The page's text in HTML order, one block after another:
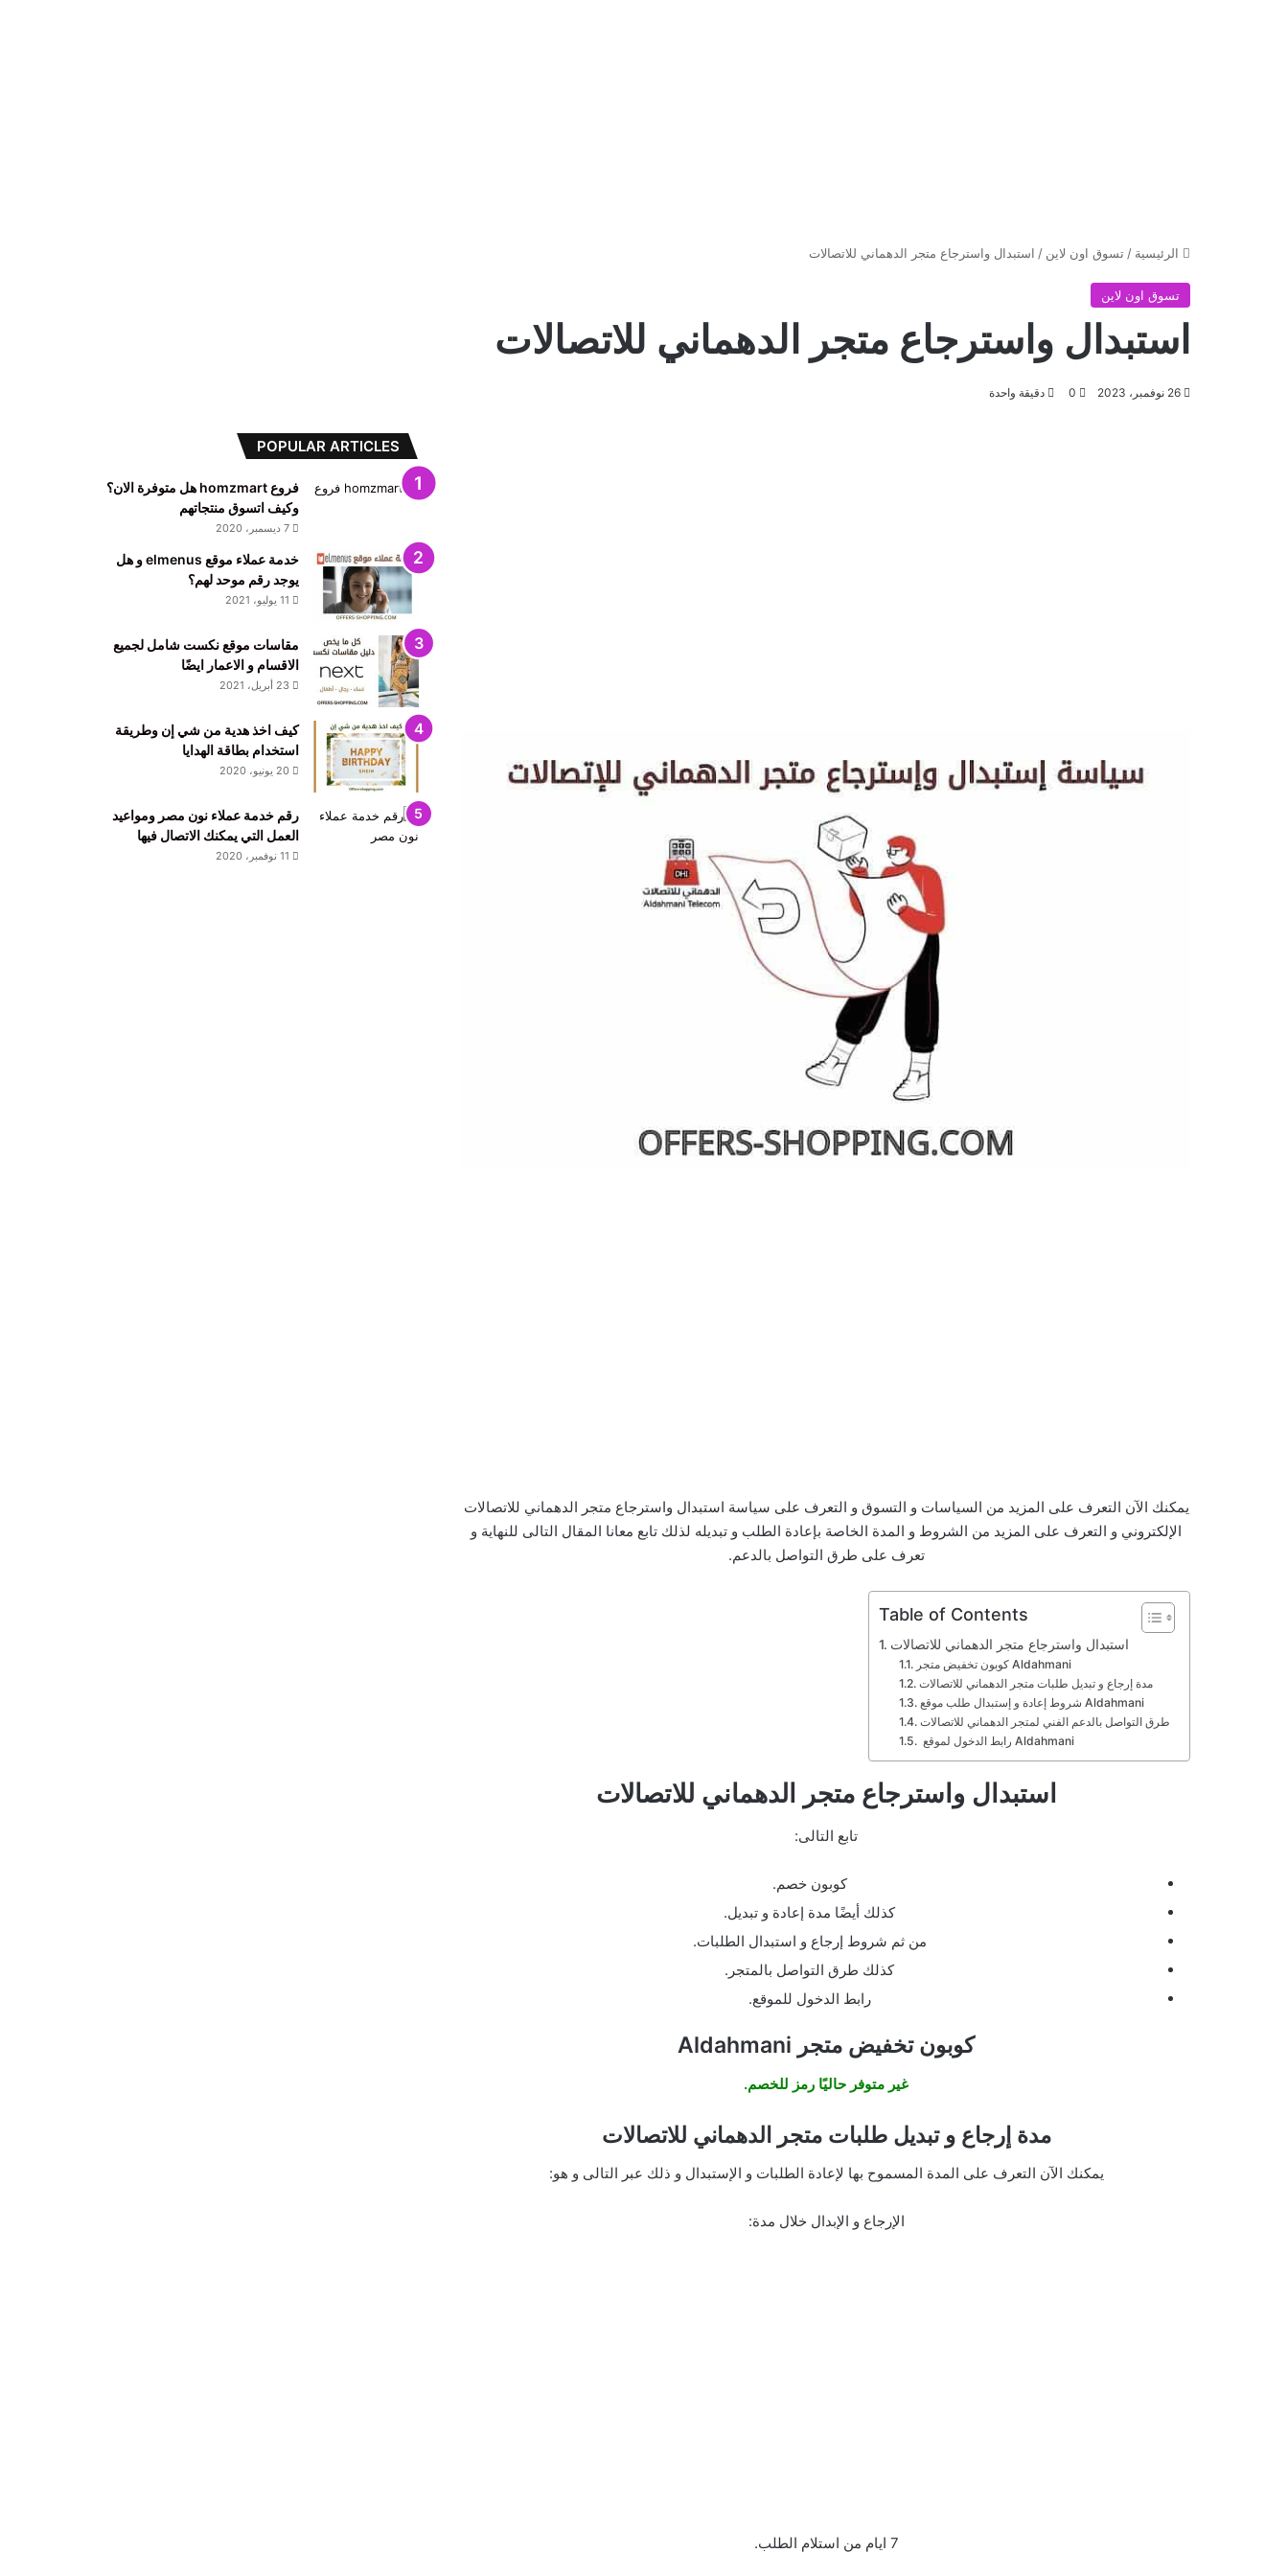
الرئيسية / تسوق اون لاين / استبدال واسترجاع متجر الدهماني للاتصالات
تسوق اون لاين
استبدال واسترجاع متجر الدهماني للاتصالات
26 نوفمبر، 2023 0 دقيقة واحدة
يمكنك الآن التعرف على المزيد من السياسات و التسوق و التعرف على سياسة استبدال واسترجاع متجر الدهماني للاتصالات
الإلكتروني و التعرف على المزيد من الشروط و المدة الخاصة بإعادة الطلب و تبديله لذلك تابع معانا المقال التالى للنهاية و
تعرف على طرق التواصل بالدعم.
Table of Contents
استبدال واسترجاع متجر الدهماني للاتصالات
كوبون تخفيض متجر Aldahmani
مدة إرجاع و تبديل طلبات متجر الدهماني للاتصالات
شروط إعادة و إستبدال طلب موقع Aldahmani
طرق التواصل بالدعم الفني لمتجر الدهماني للاتصالات
رابط الدخول لموقع Aldahmani
استبدال واسترجاع متجر الدهماني للاتصالات
تابع التالى:
كوبون خصم.
كذلك أيضًا مدة إعادة و تبديل.
من ثم شروط إرجاع و استبدال الطلبات.
كذلك طرق التواصل بالمتجر.
رابط الدخول للموقع.
كوبون تخفيض متجر Aldahmani
غير متوفر حاليًا رمز للخصم.
مدة إرجاع و تبديل طلبات متجر الدهماني للاتصالات
يمكنك الآن التعرف على المدة المسموح بها لإعادة الطلبات و الإستبدال و ذلك عبر التالى و هو:
الإرجاع و الإبدال خلال مدة:
7 ايام من استلام الطلب.
POPULAR ARTICLES
فروع homzmart هل متوفرة الان؟
وكيف اتسوق منتجاتهم
7 ديسمبر، 2020
خدمة عملاء موقع elmenus و هل
يوجد رقم موحد لهم؟
11 يوليو، 2021
مقاسات موقع نكست شامل لجميع
الاقسام و الاعمار ايضًا
23 أبريل، 2021
كيف اخذ هدية من شي إن وطريقة
استخدام بطاقة الهدايا
20 يونيو، 2020
رقم خدمة عملاء نون مصر ومواعيد
العمل التي يمكنك الاتصال فيها
11 نوفمبر، 2020